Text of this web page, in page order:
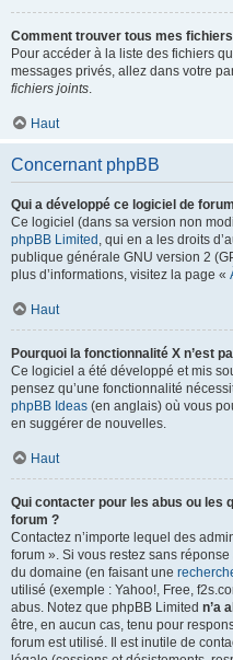
Comment trouver tous mes
Pour accéder à la liste des fichiers
messages privés, allez dans votre
fichiers joints.
Haut
Concernant phpBB
Qui a développé ce logiciel de
Ce logiciel (dans sa version non
phpBB Limited , qui en a les droits
publique générale GNU version 2
plus d’informations, visitez la page «
Haut
Pourquoi la fonctionnalité X n’est
Ce logiciel a été développé et mis
pensez qu’une fonctionnalité
phpBB Ideas (en anglais) où vous
en suggérer de nouvelles.
Haut
Qui contacter pour les abus ou les
forum ?
Contactez n’importe lequel des
forum ». Si vous restez sans
du domaine (en faisant une
utilisé (exemple : Yahoo!, Free,
abus. Notez que phpBB Limited n’a
être, en aucun cas, tenu pour
forum est utilisé. Il est inutile de